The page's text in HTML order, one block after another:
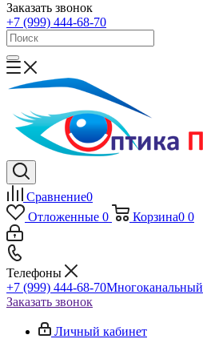
Заказать звонок
+7 (999) 444-68-70
Сравнение0
Отложенные 0 Корзина0 0
Телефоны
+7 (999) 444-68-70Многоканальный
Заказать звонок
Личный кабинет